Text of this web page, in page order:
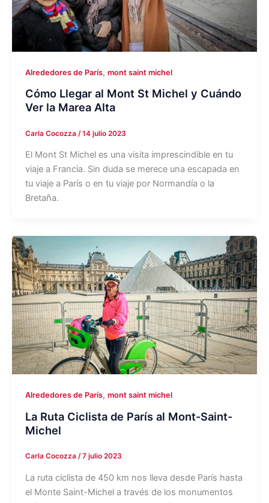
Alrededores de París, mont saint michel
Cómo Llegar al Mont St Michel y Cuándo
Ver la Marea Alta
Carla Cocozza /14 julio 2023
El Mont St Michel es una visita imprescindible en tu
viaje a Francia. Sin duda se merece una escapada en
tu viaje a París o en tu viaje por Normandía o la
Bretaña.
Alrededores de París, mont saint michel
La Ruta Ciclista de París al Mont-Saint-
Michel
Carla Cocozza /7 julio 2023
La ruta ciclista de 450 km nos lleva desde París hasta
el Monte Saint-Michel a través de los monumentos